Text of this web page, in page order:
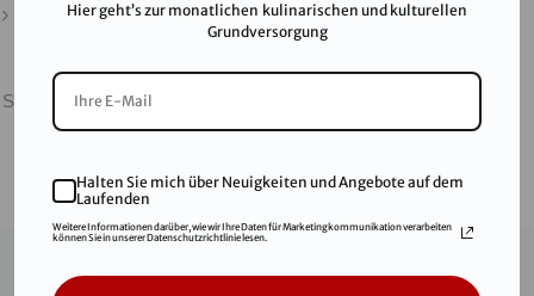
SALINEN AUSTRIA AG ist nach GMP, IFS, QS, ISO 9001,
ISO 14001 u.v.m. zertifiziert und garantiert höchste
Hier geht’s zur monatlichen kulinarischen und kulturellen
Grundversorgung
Halten Sie mich über Neuigkeiten und Angebote auf dem
Laufenden
Weitere Informationen darüber, wie wir Ihre Daten für Marketingkommunikation verarbeiten
können Sie in unserer Datenschutzrichtlinie lesen.